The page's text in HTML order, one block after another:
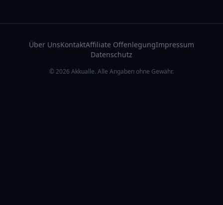
Über UnsKontaktAffiliate OffenlegungImpressum
Datenschutz
© 2026 Akkualle. Alle Angaben ohne Gewähr.